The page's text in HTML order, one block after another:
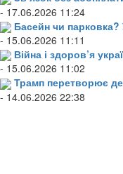
- 17.06.2026 11:24
Басейн чи парковка?
- 15.06.2026 11:11
Війна і здоров’я
- 15.06.2026 11:02
Трамп перетворює
- 14.06.2026 22:38